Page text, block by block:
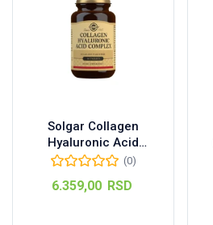
Solgar Collagen
Hyaluronic Acid
(kolagen i hijaluronska
30kom
(0)
6.359,00 RSD